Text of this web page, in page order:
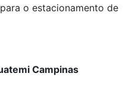
o estacionamento de
Campinas